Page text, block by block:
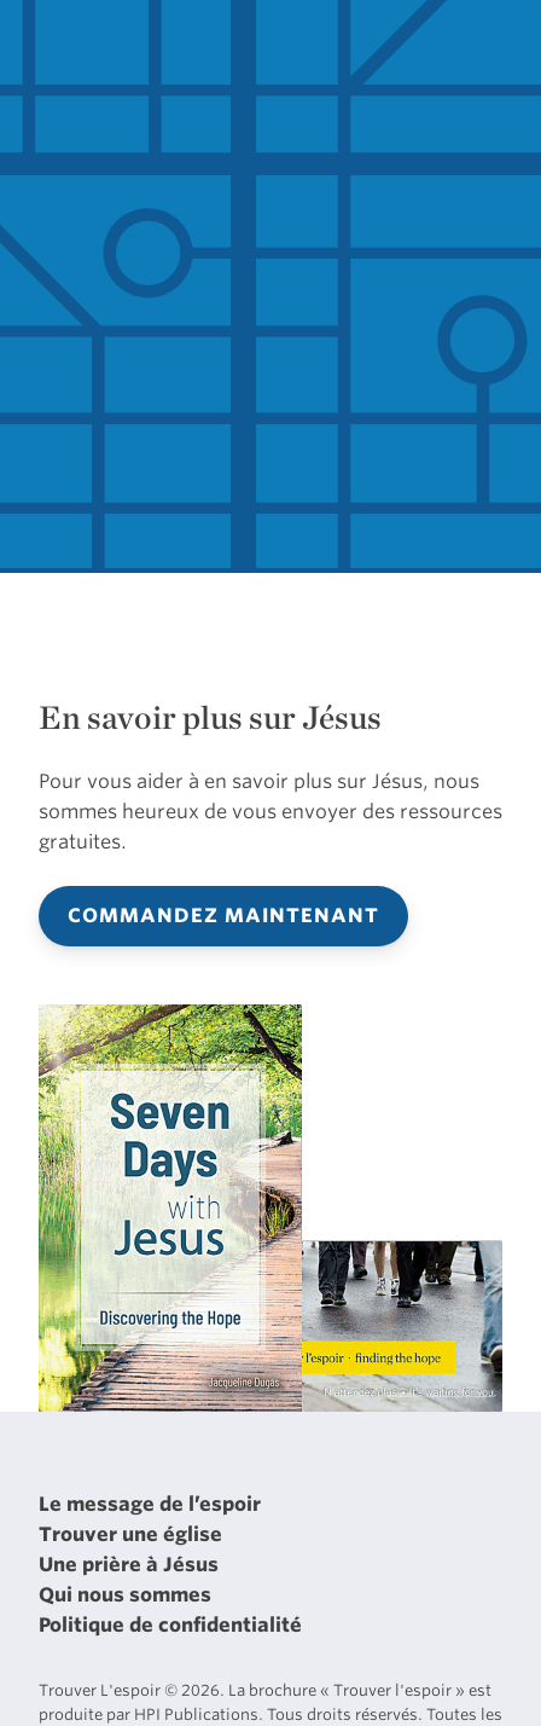
En savoir plus sur Jésus
Pour vous aider à en savoir plus sur Jésus, nous
sommes heureux de vous envoyer des ressources
gratuites.
COMMANDEZ MAINTENANT
Le message de l’espoir
Trouver une église
Une prière à Jésus
Qui nous sommes
Politique de confidentialité
Trouver L'espoir © 2026. La brochure « Trouver l'espoir » est
produite par HPI Publications. Tous droits réservés. Toutes les